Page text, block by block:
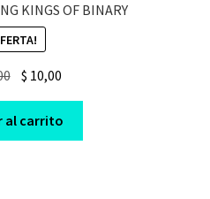
KINGS OF BINARY
Original
price
was:
$ 200,00.
$ 10,00
price
is:
$ 10,00.
al carrito